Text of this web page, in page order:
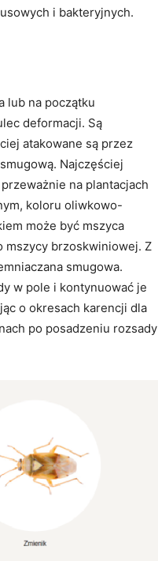
i bakteryjnych.
lub na początku
deformacji. Są
atakowane są przez
Najczęściej
na plantacjach
koloru oliwkowo-
może być mszyca
mszycy brzoskwiniowej. Z
smugowa.
w pole i kontynuować je
o okresach karencji dla
po posadzeniu rozsady